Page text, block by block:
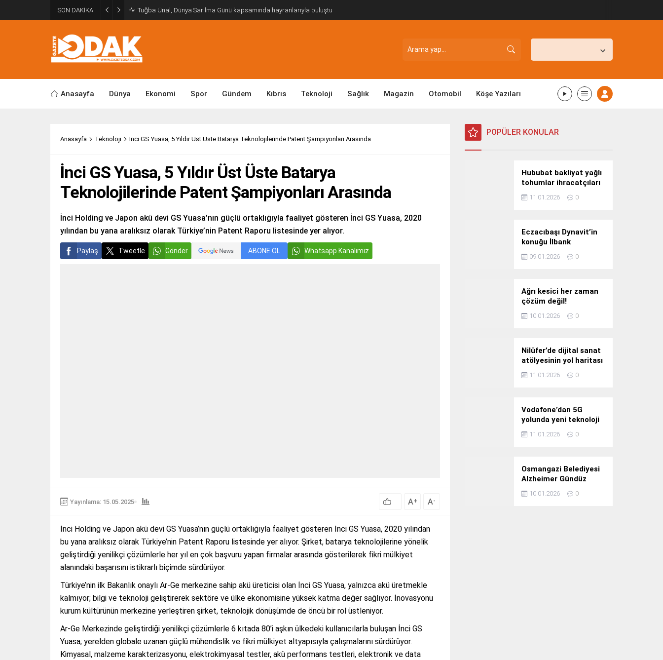
SON DAKİKA Tuğba Ünal, Dünya Sarılma Günü kapsamında hayranlarıyla buluştu
Anasayfa Dünya Ekonomi Spor Gündem Kıbrıs Teknoloji Sağlık Magazin Otomobil Köşe Yazıları
Anasayfa Teknoloji İnci GS Yuasa, 5 Yıldır Üst Üste Batarya Teknolojilerinde Patent Şampiyonları Arasında
İnci GS Yuasa, 5 Yıldır Üst Üste Batarya
Teknolojilerinde Patent Şampiyonları Arasında
İnci Holding ve Japon akü devi GS Yuasa’nın güçlü ortaklığıyla faaliyet gösteren İnci GS Yuasa, 2020
yılından bu yana aralıksız olarak Türkiye’nin Patent Raporu listesinde yer alıyor.
Paylaş Tweetle Gönder ABONE OL Whatsapp Kanalımız
Yayınlama: 15.05.2025 A+ A-
İnci Holding ve Japon akü devi GS Yuasa’nın güçlü ortaklığıyla faaliyet gösteren İnci GS Yuasa, 2020 yılından
bu yana aralıksız olarak Türkiye’nin Patent Raporu listesinde yer alıyor. Şirket, batarya teknolojilerine yönelik
geliştirdiği yenilikçi çözümlerle her yıl en çok başvuru yapan firmalar arasında gösterilerek fikri mülkiyet
alanındaki başarısını istikrarlı biçimde sürdürüyor.
Türkiye’nin ilk Bakanlık onaylı Ar-Ge merkezine sahip akü üreticisi olan İnci GS Yuasa, yalnızca akü üretmekle
kalmıyor; bilgi ve teknoloji geliştirerek sektöre ve ülke ekonomisine yüksek katma değer sağlıyor. İnovasyonu
kurum kültürünün merkezine yerleştiren şirket, teknolojik dönüşümde de öncü bir rol üstleniyor.
Ar-Ge Merkezinde geliştirdiği yenilikçi çözümlerle 6 kıtada 80’i aşkın ülkedeki kullanıcılarla buluşan İnci GS
Yuasa; yerelden globale uzanan güçlü mühendislik ve fikri mülkiyet altyapısıyla çalışmalarını sürdürüyor.
Kimyasal, malzeme karakterizasyonu, elektrokimyasal testler, akü performans testleri, elektronik ve data
POPÜLER KONULAR
Hububat bakliyat yağlı
tohumlar ihracatçıları
Güney Kore yolcusu
11.01.2026 0
Eczacıbaşı Dynavit’in
konuğu İlbank
09.01.2026 0
Ağrı kesici her zaman
çözüm değil!
10.01.2026 0
Nilüfer’de dijital sanat
atölyesinin yol haritası
konuşuldu
11.01.2026 0
Vodafone’dan 5G
yolunda yeni teknoloji
yatırımı
11.01.2026 0
Osmangazi Belediyesi
Alzheimer Gündüz
Bakım Evi 3. Yılını
Kutladı
10.01.2026 0